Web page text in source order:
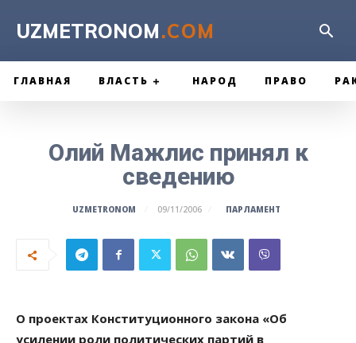
UZMETRONOM.COM
ГЛАВНАЯ ВЛАСТЬ НАРОД ПРАВО
Олий Мажлис принял к
сведению
UZMETRONOM 09/11/2006 ПАРЛАМЕНТ
О проектах Конституционного закона «Об
усилении роли политических партий в